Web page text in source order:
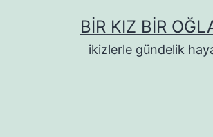
BIR KIZ BIR
ikizlerle gündelik